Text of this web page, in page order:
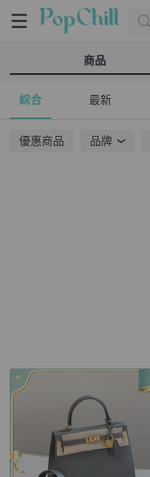
商品
綜合 最新
優惠商品 品牌